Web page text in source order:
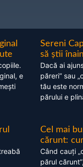
e
Sereni
să știi
Dacă ai
păreri” sau
tău este
părului e
Cel mai
cărunt:
Când cauți
părul